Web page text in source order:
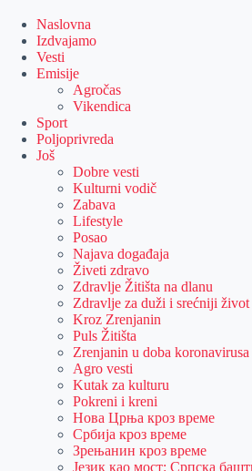
content
Naslovna
Izdvajamo
Vesti
Emisije
Agročas
Vikendica
Sport
Poljoprivreda
Još
Dobre vesti
Kulturni vodič
Zabava
Lifestyle
Posao
Najava događaja
Živeti zdravo
Zdravlje Žitišta na dlanu
Zdravlje za duži i srećniji život
Kroz Zrenjanin
Puls Žitišta
Zrenjanin u doba koronavirusa
Agro vesti
Kutak za kulturu
Pokreni i kreni
Нова Црња кроз време
Србија кроз време
Зрењанин кроз време
Језик као мост: Српска